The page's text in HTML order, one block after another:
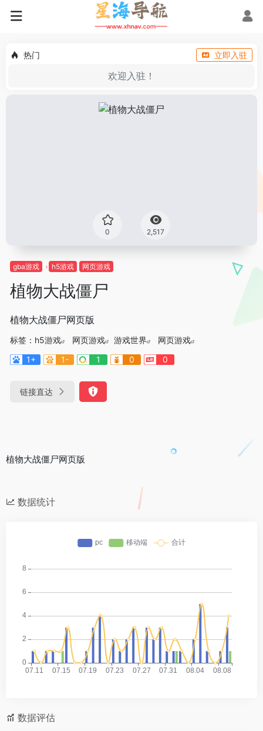
热门 立即入驻
欢迎入驻！
0 2,517
gba游戏 h5游戏 网页游戏
植物大战僵尸
植物大战僵尸网页版
标签： h5游戏 网页游戏 游戏世界
网页游戏
1+
1- 1 0 0
链接直达
植物大战僵尸网页版
数据统计
数据评估